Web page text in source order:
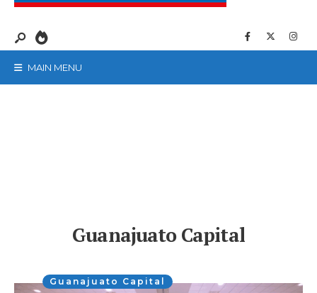
MAIN MENU
Guanajuato Capital
Guanajuato Capital